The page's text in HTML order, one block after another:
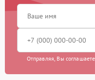
Отправляя, Вы